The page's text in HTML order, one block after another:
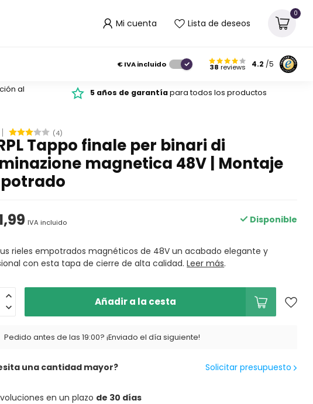
Mi cuenta Lista de deseos
0
€IVA incluido 38 reviews 4.2 /5
al 5 años de garantíapara todos los productos
(4)
Tappo finale per binari di
magnetica 48V | Montaje
IVA incluido Disponible
rieles empotrados magnéticos de 48V un acabado elegante y
con esta tapa de cierre de alta calidad.Leer más.
Añadir a la cesta
Pedido antes de las 19:00? ¡Enviado el día siguiente!
una cantidad mayor? Solicitar presupuesto
en un plazo de 30 días